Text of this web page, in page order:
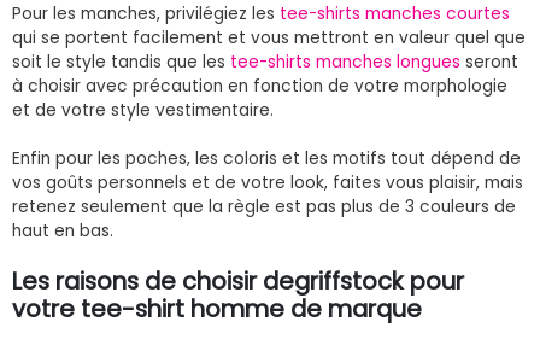
Pour les manches, privilégiez les tee-shirts manches courtes
qui se portent facilement et vous mettront en valeur quel que
soit le style tandis que les tee-shirts manches longues seront
à choisir avec précaution en fonction de votre morphologie
et de votre style vestimentaire.
Enfin pour les poches, les coloris et les motifs tout dépend de
vos goûts personnels et de votre look, faites vous plaisir, mais
retenez seulement que la règle est pas plus de 3 couleurs de
haut en bas.
Les raisons de choisir degriffstock pour
votre tee-shirt homme de marque